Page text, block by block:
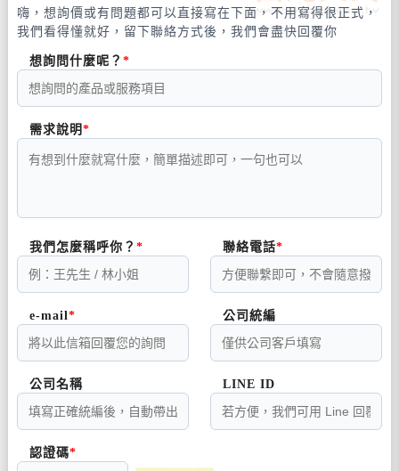
嗨，想詢價或有問題都可以直接寫在下面，不用寫得很正式，
我們看得懂就好，留下聯絡方式後，我們會盡快回覆你
想詢問什麼呢？
需求說明
我們怎麼稱呼你？ 聯絡電話
e-mail 公司統編
公司名稱 LINE ID
認證碼